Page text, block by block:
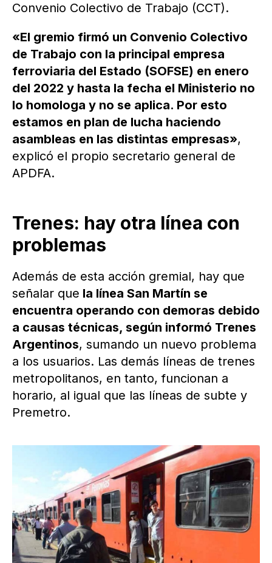
Convenio Colectivo de Trabajo (CCT).
«El gremio firmó un Convenio Colectivo
de Trabajo con la principal empresa
ferroviaria del Estado (SOFSE) en enero
del 2022 y hasta la fecha el Ministerio no
lo homologa y no se aplica. Por esto
estamos en plan de lucha haciendo
asambleas en las distintas empresas»,
explicó el propio secretario general de
APDFA.
Trenes: hay otra línea con
problemas
Además de esta acción gremial, hay que
señalar que la línea San Martín se
encuentra operando con demoras debido
a causas técnicas, según informó Trenes
Argentinos, sumando un nuevo problema
a los usuarios. Las demás líneas de trenes
metropolitanos, en tanto, funcionan a
horario, al igual que las líneas de subte y
Premetro.